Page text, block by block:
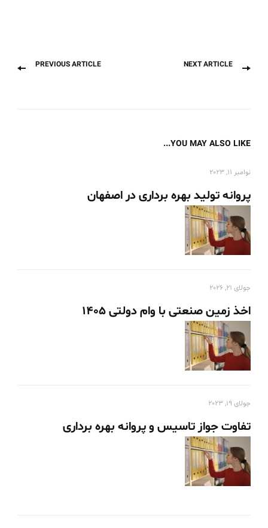
Post
PREVIOUS ARTICLE
post:
NEXT ARTICLE
Next
YOU MAY ALSO LIKE...
نوامبر 11, 2023
پروانه تولید بهره برداری در اصفهان
جولای 21, 2026
اخذ زمین صنعتی با وام دولتی 1405
جولای 19, 2023
تفاوت جواز تاسیس و پروانه بهره برداری